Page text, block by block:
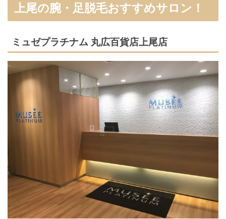
上尾の腕・足脱毛おすすめサロン！
ミュゼプラチナム 丸広百貨店上尾店